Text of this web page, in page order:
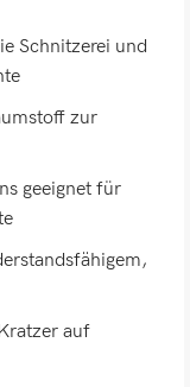
Schnitzerei und
zur
geeignet für
auf